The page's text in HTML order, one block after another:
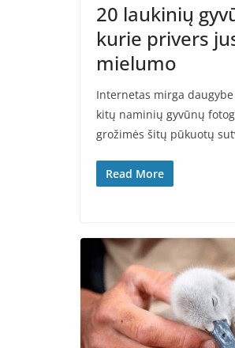
20 laukinių
kurie privers
mielumo
Internetas mirga
kitų naminių gyvūnų
grožimės šitų pūkuotų
Read More